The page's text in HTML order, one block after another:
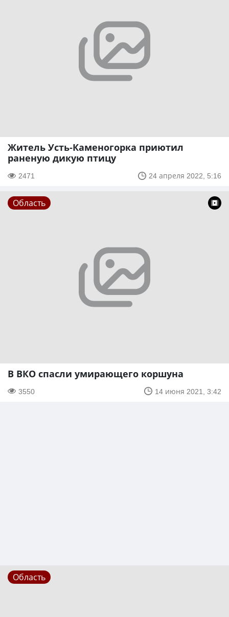
Житель Усть-Каменогорка приютил
раненую дикую птицу
2471 24 апреля 2022, 5:16
Область
В ВКО спасли умирающего коршуна
3550 14 июня 2021, 3:42
Область